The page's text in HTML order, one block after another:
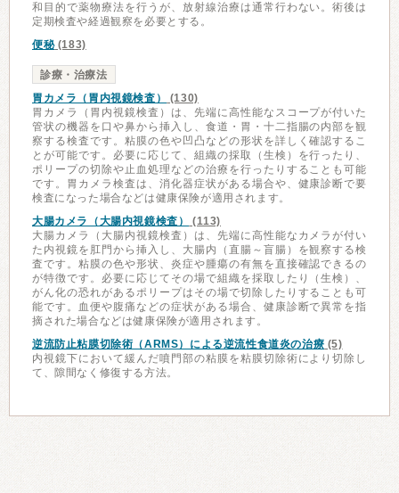
和目的で薬物療法を行うが、放射線治療は通常行わない。術後は
定期検査や経過観察を必要とする。
便秘(183)
診療・治療法
胃カメラ（胃内視鏡検査）
(130)
胃カメラ（胃内視鏡検査）は、先端に高性能なスコープが付いた
管状の機器を口や鼻から挿入し、食道・胃・十二指腸の内部を観
察する検査です。粘膜の色や凹凸などの形状を詳しく確認するこ
とが可能です。必要に応じて、組織の採取（生検）を行ったり、
ポリープの切除や止血処理などの治療を行ったりすることも可能
です。胃カメラ検査は、消化器症状がある場合や、健康診断で要
検査になった場合などは健康保険が適用されます。
大腸カメラ（大腸内視鏡検査）
(113)
大腸カメラ（大腸内視鏡検査）は、先端に高性能なカメラが付い
た内視鏡を肛門から挿入し、大腸内（直腸～盲腸）を観察する検
査です。粘膜の色や形状、炎症や腫瘍の有無を直接確認できるの
が特徴です。必要に応じてその場で組織を採取したり（生検）、
がん化の恐れがあるポリープはその場で切除したりすることも可
能です。血便や腹痛などの症状がある場合、健康診断で異常を指
摘された場合などは健康保険が適用されます。
逆流防止粘膜切除術（ARMS）による逆流性食道炎の治療 (5)
内視鏡下において緩んだ噴門部の粘膜を粘膜切除術により切除し
て、隙間なく修復する方法。